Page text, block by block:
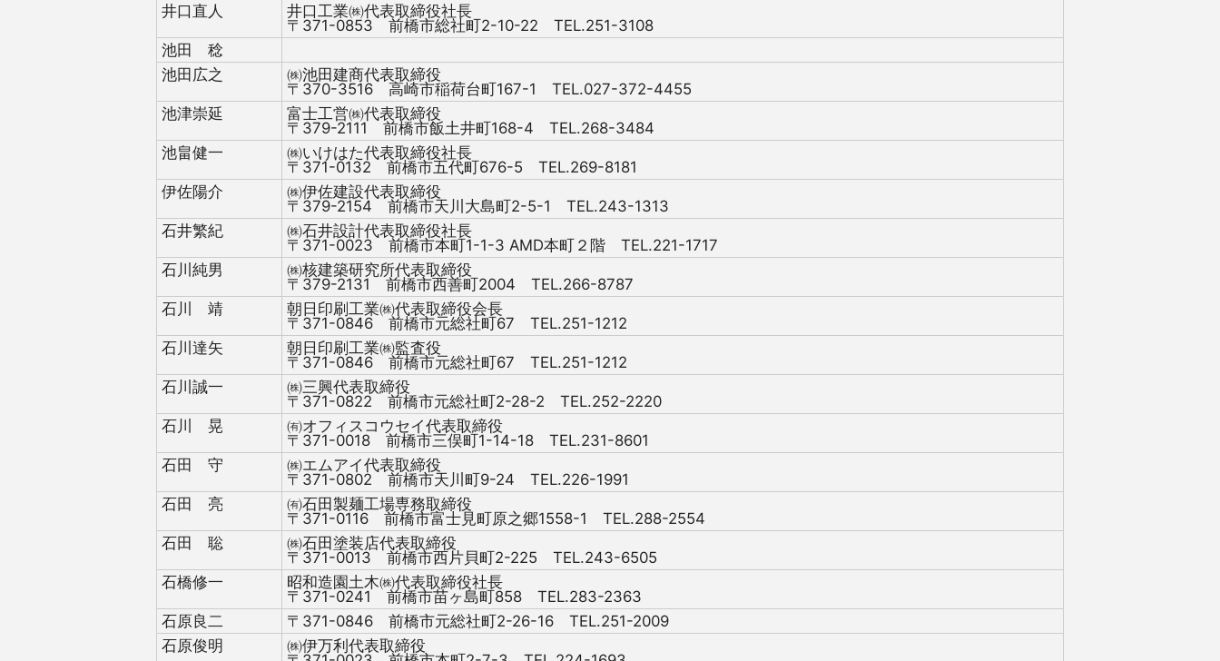
井口直人
井口工業㈱代表取締役社長
〒371-0853 前橋市総社町2-10-22 TEL.251-3108
池田 稔
池田広之
㈱池田建商代表取締役
〒370-3516 高崎市稲荷台町167-1 TEL.027-372-4455
池津崇延
富士工営㈱代表取締役
〒379-2111 前橋市飯土井町168-4 TEL.268-3484
池畠健一
㈱いけはた代表取締役社長
〒371-0132 前橋市五代町676-5 TEL.269-8181
伊佐陽介
㈱伊佐建設代表取締役
〒379-2154 前橋市天川大島町2-5-1 TEL.243-1313
石井繁紀
㈱石井設計代表取締役社長
〒371-0023 前橋市本町1-1-3 AMD本町２階 TEL.221-1717
石川純男
㈱核建築研究所代表取締役
〒379-2131 前橋市西善町2004 TEL.266-8787
石川 靖
朝日印刷工業㈱代表取締役会長
〒371-0846 前橋市元総社町67 TEL.251-1212
石川達矢
朝日印刷工業㈱監査役
〒371-0846 前橋市元総社町67 TEL.251-1212
石川誠一
㈱三興代表取締役
〒371-0822 前橋市元総社町2-28-2 TEL.252-2220
石川 晃
㈲オフィスコウセイ代表取締役
〒371-0018 前橋市三俣町1-14-18 TEL.231-8601
石田 守
㈱エムアイ代表取締役
〒371-0802 前橋市天川町9-24 TEL.226-1991
石田 亮
㈲石田製麺工場専務取締役
〒371-0116 前橋市富士見町原之郷1558-1 TEL.288-2554
石田 聡
㈱石田塗装店代表取締役
〒371-0013 前橋市西片貝町2-225 TEL.243-6505
石橋修一
昭和造園土木㈱代表取締役社長
〒371-0241 前橋市苗ヶ島町858 TEL.283-2363
石原良二
〒371-0846 前橋市元総社町2-26-16 TEL.251-2009
石原俊明
㈱伊万利代表取締役